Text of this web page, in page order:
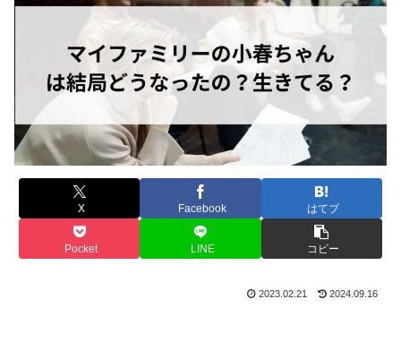
X Facebook はてブ
Pocket LINE コピー
2023.02.21 2024.09.16